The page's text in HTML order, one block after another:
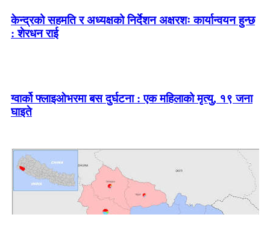
केन्द्रको सहमति र अध्यक्षको निर्देशन अक्षरशः कार्यान्वयन हुन्छ
: शेरधन राई
ग्वार्को फ्लाइओभरमा बस दुर्घटना : एक महिलाको मृत्यु, १९ जना
घाइते